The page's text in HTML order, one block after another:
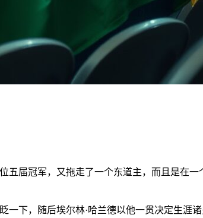
届冠军，又拖走了一个东道主，而且是在
一下，随后埃尔林·哈兰德以他一贯决定生涯